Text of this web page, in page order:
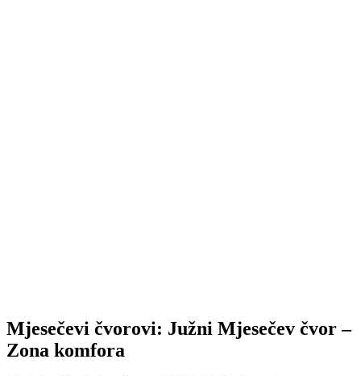
Mjesečevi čvorovi: Južni Mjesečev čvor –
Zona komfora